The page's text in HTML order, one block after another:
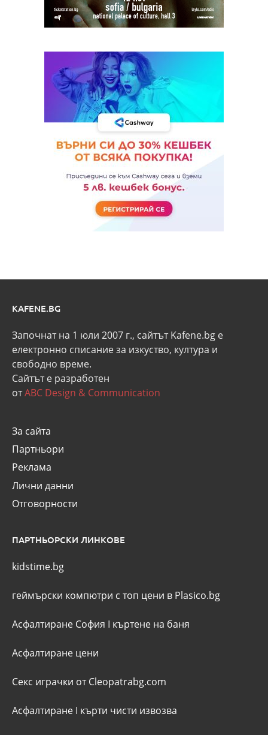
KAFENE.BG
Започнат на 1 юли 2007 г., сайтът Kafene.bg e
eлектронно списание за изкуство, култура и
свободно време.
Сайтът е разработен
отABC Design & Communication
За сайта
Партньори
Реклама
Лични данни
Отговорности
ПАРТНЬОРСКИ ЛИНКОВЕ
kidstime.bg
геймърски компютри с топ цени в Plasico.bg
Асфалтиране София I къртене на баня
Асфалтиране цени
Секс играчки от Cleopatrabg.com
Асфалтиране I кърти чисти извозва